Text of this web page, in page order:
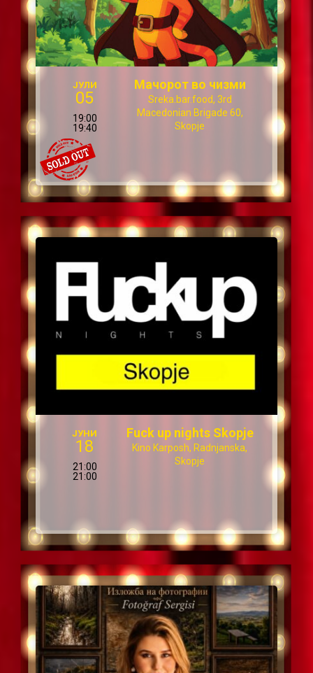
ЈУЛИ
05
19:00
19:40
Мачорот во чизми
Sreka.bar.food, 3rd
Macedonian Brigade 60,
Skopje
ЈУНИ
18
21:00
21:00
Fuck up nights Skopje
Kino Karposh, Radnjanska,
Skopje